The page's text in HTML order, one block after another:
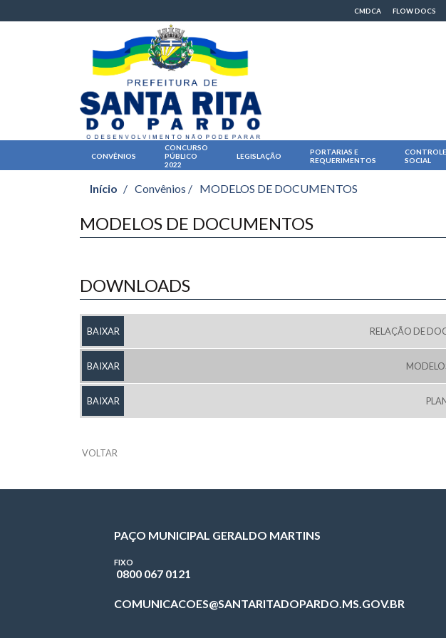
CMDCA FLOW DOCS
CONVÊNIOS
CONCURSO
PÚBLICO
2022
LEGISLAÇÃO
PORTARIAS E
REQUERIMENTOS
CONTROLE
SOCIAL
Início / Convênios / MODELOS DE DOCUMENTOS
MODELOS DE DOCUMENTOS
DOWNLOADS
BAIXAR RELAÇÃO DE
BAIXAR
BAIXAR
VOLTAR
PAÇO MUNICIPAL GERALDO MARTINS
FIXO
0800 067 0121
COMUNICACOES@SANTARITADOPARDO.MS.GOV.BR